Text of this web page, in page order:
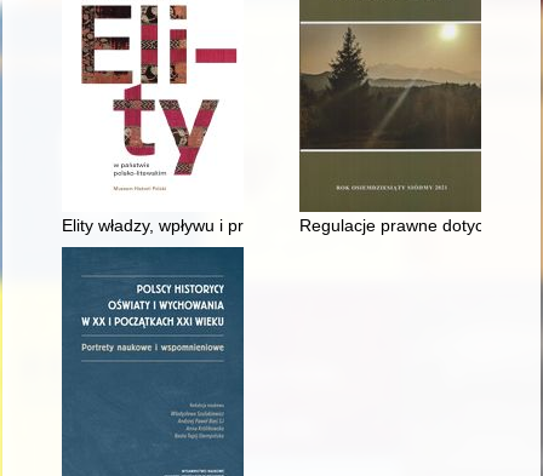
Elity władzy, wpływu i prestiżu w nowożytnejRegulacje prawne dotyczące